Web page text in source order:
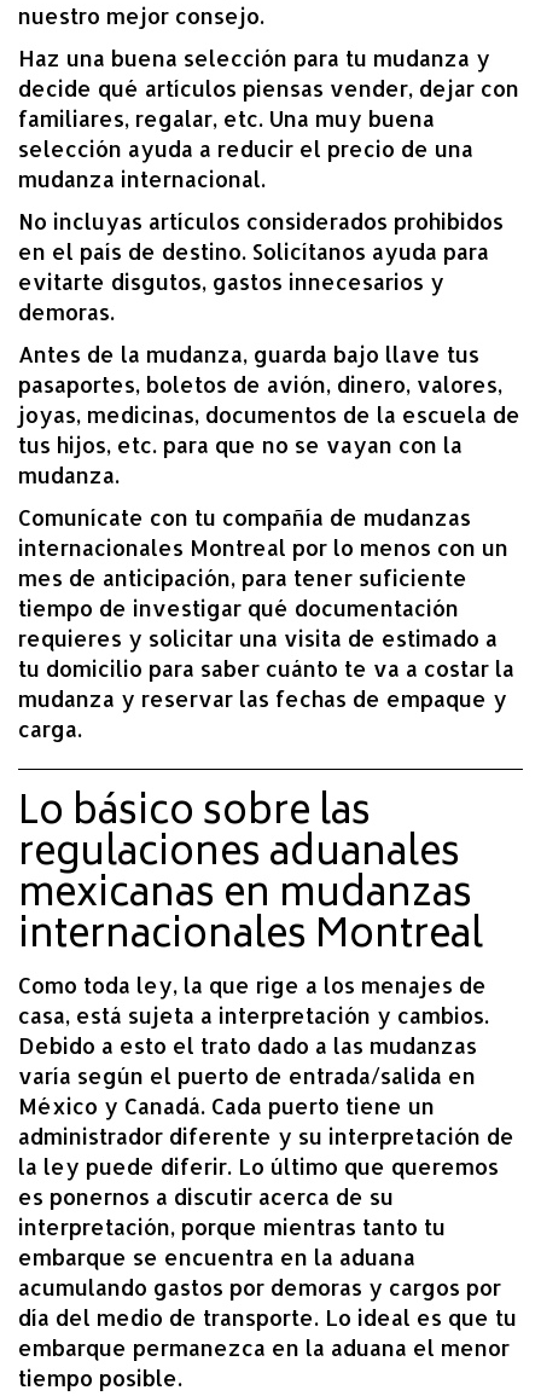
nuestro mejor consejo.
Haz una buena selección para tu mudanza y
decide qué artículos piensas vender, dejar con
familiares, regalar, etc. Una muy buena
selección ayuda a reducir el precio de una
mudanza internacional.
No incluyas artículos considerados prohibidos
en el país de destino. Solicítanos ayuda para
evitarte disgutos, gastos innecesarios y
demoras.
Antes de la mudanza, guarda bajo llave tus
pasaportes, boletos de avión, dinero, valores,
joyas, medicinas, documentos de la escuela de
tus hijos, etc. para que no se vayan con la
mudanza.
Comunícate con tu compañía de mudanzas
internacionales Montreal por lo menos con un
mes de anticipación, para tener suficiente
tiempo de investigar qué documentación
requieres y solicitar una visita de estimado a
tu domicilio para saber cuánto te va a costar la
mudanza y reservar las fechas de empaque y
carga.
Lo básico sobre las
regulaciones aduanales
mexicanas en mudanzas
internacionales Montreal
Como toda ley, la que rige a los menajes de
casa, está sujeta a interpretación y cambios.
Debido a esto el trato dado a las mudanzas
varía según el puerto de entrada/salida en
México y Canadá. Cada puerto tiene un
administrador diferente y su interpretación de
la ley puede diferir. Lo último que queremos
es ponernos a discutir acerca de su
interpretación, porque mientras tanto tu
embarque se encuentra en la aduana
acumulando gastos por demoras y cargos por
día del medio de transporte. Lo ideal es que tu
embarque permanezca en la aduana el menor
tiempo posible.